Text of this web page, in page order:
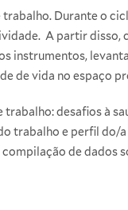
Durante o
A partir disso,
instrumentos,
de vida no espaço
desafios à
trabalho e perfil do/
de dados